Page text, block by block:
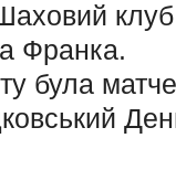
Франка.
була